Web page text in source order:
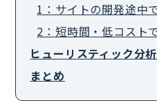
1：サイトの開発途中
2：短時間・低コスト
ヒューリスティック分
まとめ